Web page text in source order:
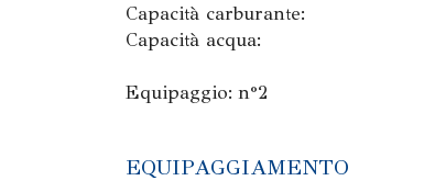
Capacità carburante:
Capacità acqua:
Equipaggio: n°2
EQUIPAGGIAMENTO